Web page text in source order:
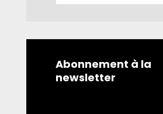
Abonnement à la
newsletter